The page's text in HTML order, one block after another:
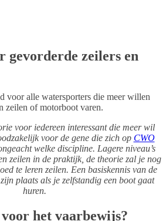
gevorderde zeilers en
voor alle watersporters die meer willen
zeilen of motorboot varen.
voor iedereen interessant die meer wil
voor de gene die zich op CWO
welke discipline. Lagere niveau’s
zeilen in de praktijk, de theorie zal je nog
te leren zeilen. Een basiskennis van de
plaats als je zelfstandig een boot gaat
huren.
het vaarbewijs?